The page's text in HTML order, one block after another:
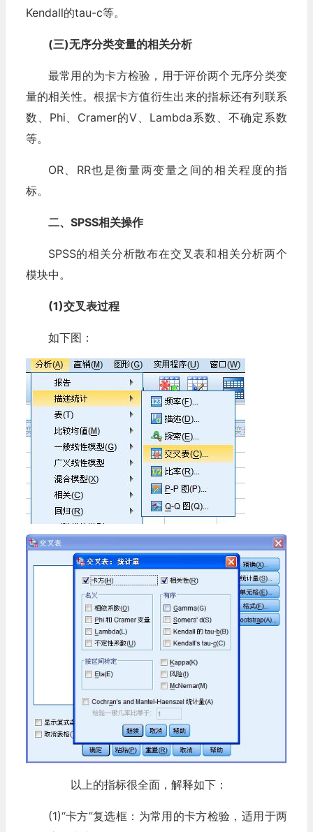
Kendall的tau-c等。
(三)无序分类变量的相关分析
最常用的为卡方检验，用于评价两个无序分类变
量的相关性。根据卡方值衍生出来的指标还有列联系
数、Phi、Cramer的V、Lambda系数、不确定系数
等。
OR、RR也是衡量两变量之间的相关程度的指
标。
二、SPSS相关操作
SPSS的相关分析散布在交叉表和相关分析两个
模块中。
(1)交叉表过程
如下图：
以上的指标很全面，解释如下：
(1)“卡方”复选框：为常用的卡方检验，适用于两